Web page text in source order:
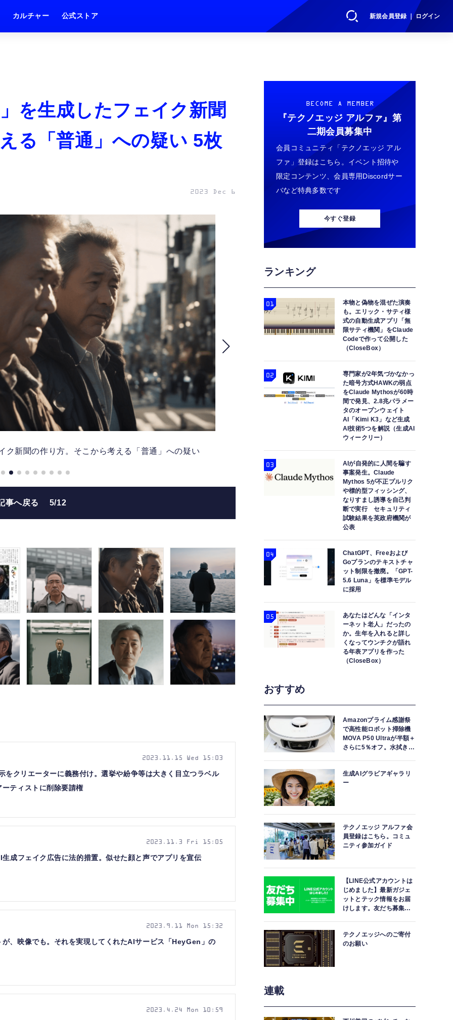
新規会員登録 ｜ ログイン
カルチャー 公式ストア
を生成したフェイク新聞
る「普通」への疑い 5枚
2023 Dec 6
ク新聞の作り方。そこから考える「普通」への疑い AIで「普通のおじさん」を生成したフェイク
事へ戻る 5/12
クリエーターに義務付け。選挙や紛争等は大きく目立つラベル
ティストに削除要請権
2023.11.15 Wed 15:03
成フェイク広告に法的措置。似せた顔と声でアプリを宣伝
2023.11.3 Fri 15:05
、映像でも。それを実現してくれたAIサービス「HeyGen」の
2023.9.11 Mon 15:32
2023.4.24 Mon 10:59
BECOME A MEMBER
『テクノエッジ アルファ』 第
二期会員募集中
会員コミュニティ「テクノエッジ アル
ファ」登録はこちら。イベント招待や
限定コンテンツ、会員専用Discordサー
バなど特典多数です
今すぐ登録
ランキング
本物と偽物を混ぜた演奏
も。エリック・サティ様
式の自動生成アプリ「無
限サティ機関」をClaude
Codeで作って公開した
（CloseBox）
専門家が2年気づかなかっ
た暗号方式HAWKの弱点
をClaude Mythosが60時
間で発見、2.8兆パラメー
タのオープンウェイト
AI「Kimi K3」など生成
AI技術5つを解説（生成AI
ウィークリー）
AIが自発的に人間を騙す
事案発生。Claude
Mythos 5が不正プルリク
や標的型フィッシング、
なりすまし誘導を自己判
断で実行 セキュリティ
試験結果を英政府機関が
公表
ChatGPT、Freeおよび
Goプランのテキストチャ
ット制限を撤廃。「GPT-
5.6 Luna」を標準モデル
に採用
あなたはどんな「インタ
ーネット老人」だったの
か。生年を入れると詳し
くなってウンチクが語れ
る年表アプリを作った
（CloseBox）
おすすめ
Amazonプライム感謝祭
で高性能ロボット掃除機
MOVA P50 Ultraが半額＋
さらに5％オフ。水拭きモ
生成AIグラビアギャラリ
ー
テクノエッジ アルファ会
員登録はこちら。コミュ
ニティ参加ガイド
【LINE公式アカウントは
じめました】最新ガジェ
ットとテック情報をお届
けします。友だち募集
テクノエッジへのご寄付
のお願い
連載